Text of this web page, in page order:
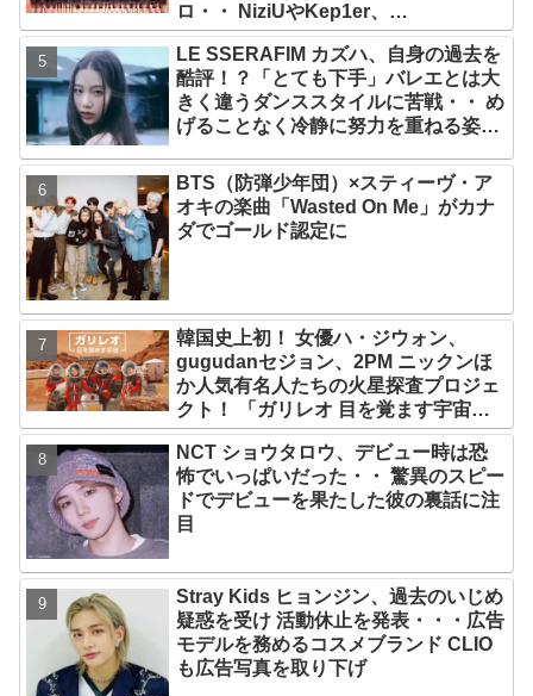
ロ・・ NiziUやKep1er、
ZEROBASEONEら人気グループが
続々と誕生！ JO1やINI、ME:Iを生ん
だ日プまで一挙紹介
LE SSERAFIM カズハ、自身の過去を
酷評！？「とても下手」バレエとは大
きく違うダンススタイルに苦戦・・ め
げることなく冷静に努力を重ねる姿に
BTS（防弾少年団）×スティーヴ・ア
オキの楽曲「Wasted On Me」がカナ
ダでゴールド認定に
韓国史上初！ 女優ハ・ジウォン、
gugudanセジョン、2PM ニックンほ
か人気有名人たちの火星探査プロジェ
クト！ 「ガリレオ 目を覚ます宇宙」
10月10日（水）日本初放送決定
NCT ショウタロウ、デビュー時は恐
怖でいっぱいだった・・ 驚異のスピー
ドでデビューを果たした彼の裏話に注
目
Stray Kids ヒョンジン、過去のいじめ
疑惑を受け 活動休止を発表・・・広告
モデルを務めるコスメブランド CLIO
も広告写真を取り下げ